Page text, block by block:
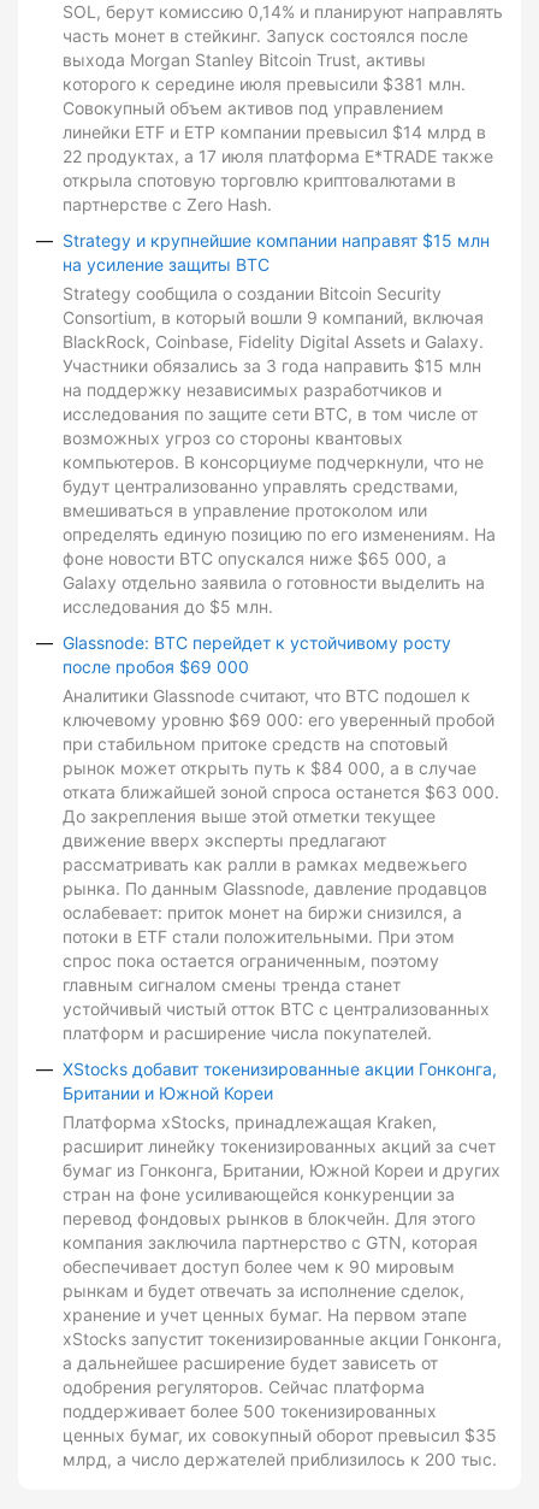
SOL, берут комиссию 0,14% и планируют направлять
часть монет в стейкинг. Запуск состоялся после
выхода Morgan Stanley Bitcoin Trust, активы
которого к середине июля превысили $381 млн.
Совокупный объем активов под управлением
линейки ETF и ETP компании превысил $14 млрд в
22 продуктах, а 17 июля платформа E*TRADE также
открыла спотовую торговлю криптовалютами в
партнерстве с Zero Hash.
Strategy и крупнейшие компании направят $15 млн
на усиление защиты BTC
Strategy сообщила о создании Bitcoin Security
Consortium, в который вошли 9 компаний, включая
BlackRock, Coinbase, Fidelity Digital Assets и Galaxy.
Участники обязались за 3 года направить $15 млн
на поддержку независимых разработчиков и
исследования по защите сети BTC, в том числе от
возможных угроз со стороны квантовых
компьютеров. В консорциуме подчеркнули, что не
будут централизованно управлять средствами,
вмешиваться в управление протоколом или
определять единую позицию по его изменениям. На
фоне новости BTC опускался ниже $65 000, а
Galaxy отдельно заявила о готовности выделить на
исследования до $5 млн.
Glassnode: BTC перейдет к устойчивому росту
после пробоя $69 000
Аналитики Glassnode считают, что BTC подошел к
ключевому уровню $69 000: его уверенный пробой
при стабильном притоке средств на спотовый
рынок может открыть путь к $84 000, а в случае
отката ближайшей зоной спроса останется $63 000.
До закрепления выше этой отметки текущее
движение вверх эксперты предлагают
рассматривать как ралли в рамках медвежьего
рынка. По данным Glassnode, давление продавцов
ослабевает: приток монет на биржи снизился, а
потоки в ETF стали положительными. При этом
спрос пока остается ограниченным, поэтому
главным сигналом смены тренда станет
устойчивый чистый отток BTC с централизованных
платформ и расширение числа покупателей.
XStocks добавит токенизированные акции Гонконга,
Британии и Южной Кореи
Платформа xStocks, принадлежащая Kraken,
расширит линейку токенизированных акций за счет
бумаг из Гонконга, Британии, Южной Кореи и других
стран на фоне усиливающейся конкуренции за
перевод фондовых рынков в блокчейн. Для этого
компания заключила партнерство с GTN, которая
обеспечивает доступ более чем к 90 мировым
рынкам и будет отвечать за исполнение сделок,
хранение и учет ценных бумаг. На первом этапе
xStocks запустит токенизированные акции Гонконга,
а дальнейшее расширение будет зависеть от
одобрения регуляторов. Сейчас платформа
поддерживает более 500 токенизированных
ценных бумаг, их совокупный оборот превысил $35
млрд, а число держателей приблизилось к 200 тыс.